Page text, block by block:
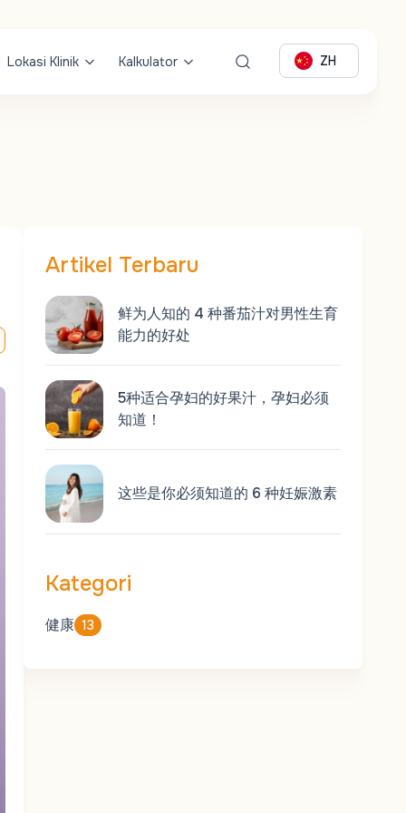
Lokasi Klinik Kalkulator ZH
Artikel Terbaru
鲜为人知的 4 种番茄汁对男性生育
能力的好处
5种适合孕妇的好果汁，孕妇必须
知道！
这些是你必须知道的 6 种妊娠激素
Kategori
健康 13